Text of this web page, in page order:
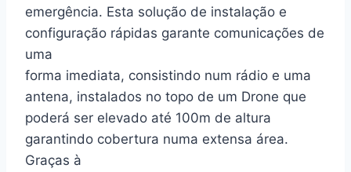
emergência. Esta solução de instalação e
configuração rápidas garante comunicações de
uma
forma imediata, consistindo num rádio e uma
antena, instalados no topo de um Drone que
poderá ser elevado até 100m de altura
garantindo cobertura numa extensa área.
Graças à